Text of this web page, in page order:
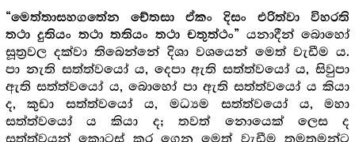
“මෙත්තාසහගතේන චේතසා ඒකං දිසං එරිත්වා විහරති
තථා දුතියං තථා තතියං තථා චතුත්ථං” යනාදීන් බොහෝ
සූත්‍ර‍වල දක්වා තිබෙන්නේ දිශා වශයෙන් මෙත් වැඩීම ය.
පා නැති සත්ත්වයෝ ය, දෙපා ඇති සත්ත්වයෝ ය, සිවුපා
ඇති සත්ත්වයෝ ය, බොහෝ පා ඇති සත්ත්වයෝ ය කියා
ද, කුඩා සත්ත්වයෝ ය, මධ්‍යම සත්ත්වයෝ ය, මහා
සත්ත්වයෝ ය කියා ද; තවත් නොයෙක් ලෙස ද